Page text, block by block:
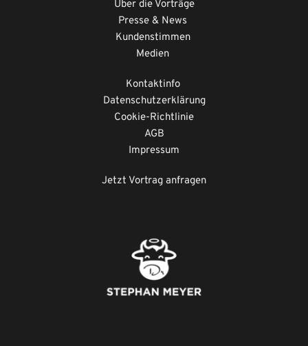
Über die Vorträge
Presse & News
Kundenstimmen
Medien
Kontaktinfo
Datenschutzerklärung
Cookie-Richtlinie
AGB
Impressum
Jetzt Vortrag anfragen